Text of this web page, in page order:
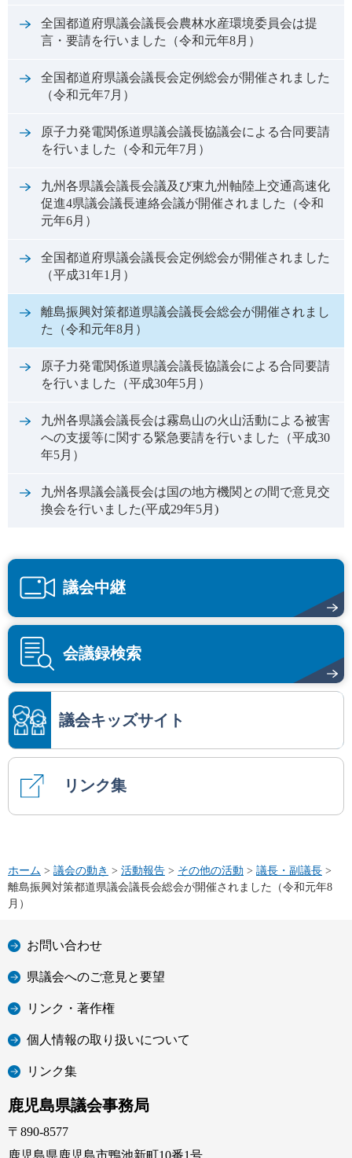
全国都道府県議会議長会農林水産環境委員会は提
言・要請を行いました（令和元年8月）
全国都道府県議会議長会定例総会が開催されました
（令和元年7月）
原子力発電関係道県議会議長協議会による合同要請
を行いました（令和元年7月）
九州各県議会議長会議及び東九州軸陸上交通高速化
促進4県議会議長連絡会議が開催されました（令和
元年6月）
全国都道府県議会議長会定例総会が開催されました
（平成31年1月）
離島振興対策都道県議会議長会総会が開催されまし
た（令和元年8月）
原子力発電関係道県議会議長協議会による合同要請
を行いました（平成30年5月）
九州各県議会議長会は霧島山の火山活動による被害
への支援等に関する緊急要請を行いました（平成30
年5月）
九州各県議会議長会は国の地方機関との間で意見交
換会を行いました(平成29年5月)
議会中継
会議録検索
議会キッズサイト
リンク集
ホーム > 議会の動き > 活動報告 > その他の活動 > 議長・副議長 >
離島振興対策都道県議会議長会総会が開催されました（令和元年8
月）
お問い合わせ
県議会へのご意見と要望
リンク・著作権
個人情報の取り扱いについて
リンク集
鹿児島県議会事務局
〒890-8577
鹿児島県鹿児島市鴨池新町10番1号